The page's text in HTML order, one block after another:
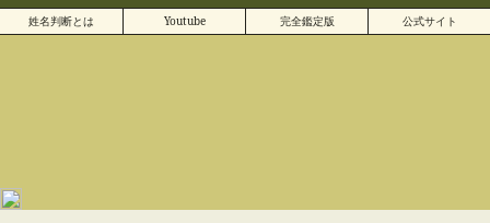
姓名判断とは Youtube 完全鑑定版 公式サイト